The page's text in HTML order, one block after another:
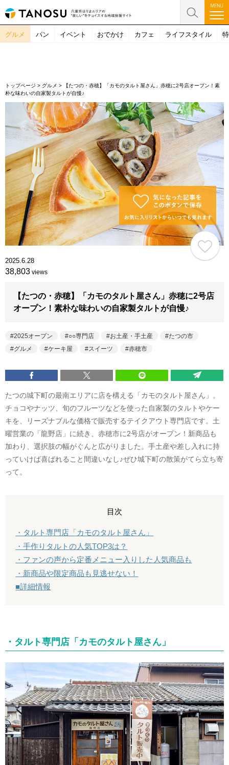
グルメ パン イベント おでかけ カフェ ライフスタイル
トップページ > グルメ >
【たつの・赤穂】「カモのタルト屋さん」赤穂に2号店オープン！素
朴な味わいの自家製タルトが自慢♪
2025.6.28
38,803 views
【たつの・赤穂】「カモのタルト屋さん」赤穂に2号店
オープン！素朴な味わいの自家製タルトが自慢♪
2025オープン ○○専門店 お土産・手土産
たつの市
グルメ
ケーキ屋 スイーツ 赤穂市
たつの城下町の最南エリアに店を構える「カモのタルト屋さん」。
チョコやナッツ、旬のフルーツなどを使った自家製のタルトやケー
キを、リーズナブルな価格で販売するテイクアウト専門店です。土
曜営業の「龍野店」に続き、赤穂市に2号店がオープン！新商品も
加わり、選択肢の幅がぐんと広がりました。手土産や差し入れに持
っていけば喜ばれること間違いなし♪ぜひ城下町の散策がてら立ち寄
って。
目次
・タルト専門店「カモのタルト屋さん」
・手作りタルトの人気TOP3は？
・ファンの声から定番メニュー入りした人気商品も
・新商品や限定商品も見逃せない！
■詳細情報
・タルト専門店「カモのタルト屋さん」